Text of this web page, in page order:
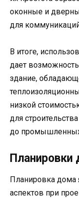
оконные и
для
В итоге,
дает
здание,
низкой
для
до
Планировки
Планировка дома
аспектов при